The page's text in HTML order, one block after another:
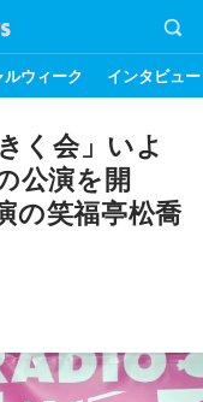
ルウィーク インタビュー
く会」いよ
公演を開
の笑福亭松喬